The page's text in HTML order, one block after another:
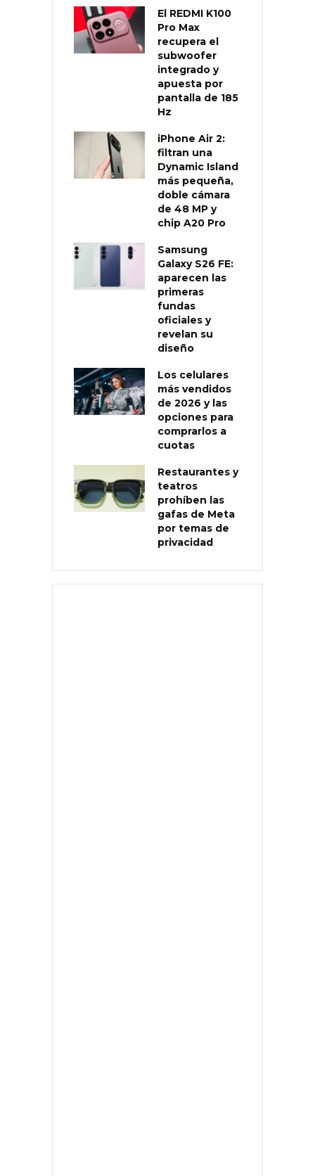
El REDMI K100
Pro Max
recupera el
subwoofer
integrado y
apuesta por
pantalla de 185
Hz
iPhone Air 2:
filtran una
Dynamic Island
más pequeña,
doble cámara
de 48 MP y
chip A20 Pro
Samsung
Galaxy S26 FE:
aparecen las
primeras
fundas
oficiales y
revelan su
diseño
Los celulares
más vendidos
de 2026 y las
opciones para
comprarlos a
cuotas
Restaurantes y
teatros
prohíben las
gafas de Meta
por temas de
privacidad